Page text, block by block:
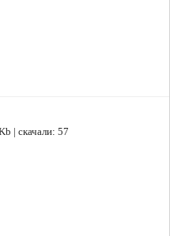
| скачали: 57